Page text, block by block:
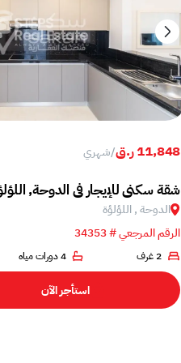
11,848 ر.ق /شهري
شقة سكني للإيجار في الدوحة,
الدوحة , اللؤلؤة
الرقم المرجعي # 34353
2 غرف 4 دورات مياه
استأجر الآن